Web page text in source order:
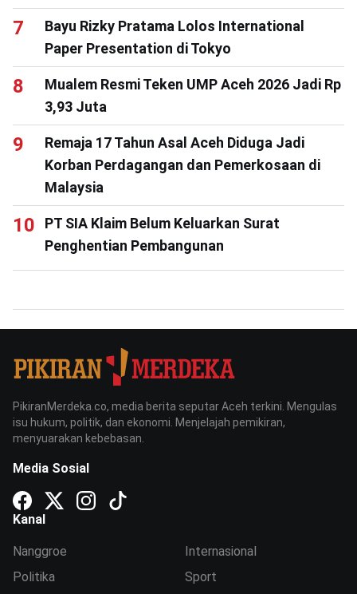
Bayu Rizky Pratama Lolos International
Paper Presentation di Tokyo
Mualem Resmi Teken UMP Aceh 2026 Jadi Rp
3,93 Juta
Remaja 17 Tahun Asal Aceh Diduga Jadi
Korban Perdagangan dan Pemerkosaan di
Malaysia
PT SIA Klaim Belum Keluarkan Surat
Penghentian Pembangunan
PikiranMerdeka.co, media berita seputar Aceh terkini. Mengulas
isu hukum, politik, dan ekonomi. Menjelajah pemikiran,
menyuarakan kebebasan.
Media Sosial
Kanal
Nanggroe
Politika
Internasional
Sport